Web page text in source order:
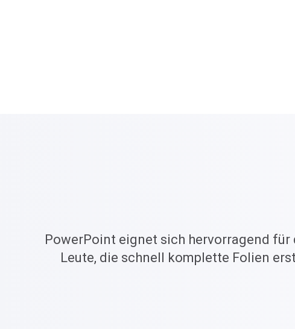
PowerPoint eignet sich hervorragend
Leute, die schnell komplette Folien